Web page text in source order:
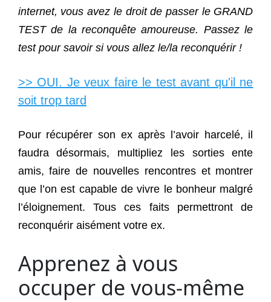
internet, vous avez le droit de passer le GRAND
TEST de la reconquête amoureuse. Passez le
test pour savoir si vous allez le/la reconquérir !
>> OUI. Je veux faire le test avant qu'il ne
soit trop tard
Pour récupérer son ex après l’avoir harcelé, il
faudra désormais, multipliez les sorties ente
amis, faire de nouvelles rencontres et montrer
que l’on est capable de vivre le bonheur malgré
l’éloignement. Tous ces faits permettront de
reconquérir aisément votre ex.
Apprenez à vous
occuper de vous-même